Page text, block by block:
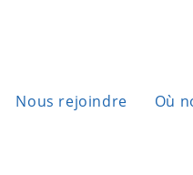
Nous rejoindre Où